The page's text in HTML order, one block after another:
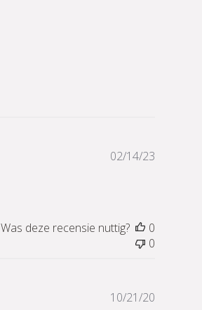
02/14/23
Was deze recensie nuttig?
0
0
10/21/20